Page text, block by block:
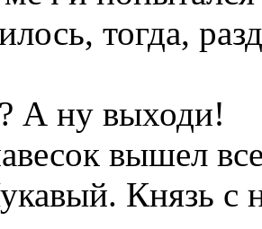
тогда,
А ну выходи!
вышел
Князь с